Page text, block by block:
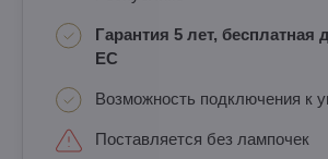
Гарантия 5 лет, бесплатная
ЕС
Возможность подключения к
Поставляется без лампочек